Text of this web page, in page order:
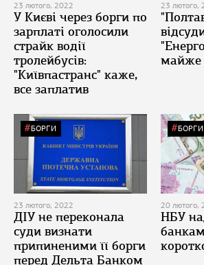
23 лютого, 2022
У Києві через борги по
зарплаті оголосили
страйк водії
тролейбусів:
"Київпастранс" каже,
все заплатив
23 лютого,
майже
БОРГИ
23 лютого, 2022
ДІУ не переконала
суди визнати
припиненими її борги
перед Дельта Банком
БОРГИ
20 лютого,
НБУ